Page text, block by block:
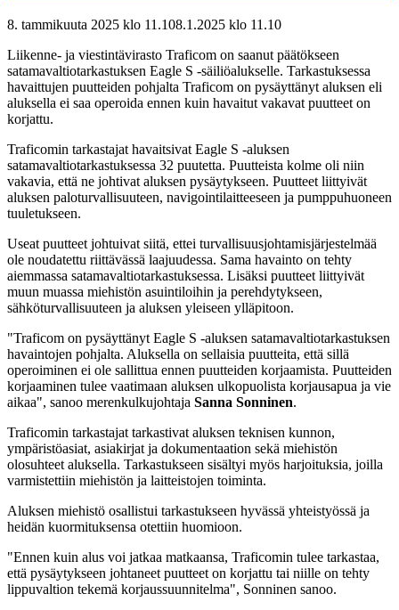
8. tammikuuta 2025 klo 11.108.1.2025 klo 11.10
Liikenne- ja viestintävirasto Traficom on saanut päätökseen
satamavaltiotarkastuksen Eagle S -säiliöalukselle. Tarkastuksessa
havaittujen puutteiden pohjalta Traficom on pysäyttänyt aluksen eli
aluksella ei saa operoida ennen kuin havaitut vakavat puutteet on
korjattu.
Traficomin tarkastajat havaitsivat Eagle S -aluksen
satamavaltiotarkastuksessa 32 puutetta. Puutteista kolme oli niin
vakavia, että ne johtivat aluksen pysäytykseen. Puutteet liittyivät
aluksen paloturvallisuuteen, navigointilaitteeseen ja pumppuhuoneen
tuuletukseen.
Useat puutteet johtuivat siitä, ettei turvallisuusjohtamisjärjestelmää
ole noudatettu riittävässä laajuudessa. Sama havainto on tehty
aiemmassa satamavaltiotarkastuksessa. Lisäksi puutteet liittyivät
muun muassa miehistön asuintiloihin ja perehdytykseen,
sähköturvallisuuteen ja aluksen yleiseen ylläpitoon.
"Traficom on pysäyttänyt Eagle S -aluksen satamavaltiotarkastuksen
havaintojen pohjalta. Aluksella on sellaisia puutteita, että sillä
operoiminen ei ole sallittua ennen puutteiden korjaamista. Puutteiden
korjaaminen tulee vaatimaan aluksen ulkopuolista korjausapua ja vie
aikaa", sanoo merenkulkujohtaja Sanna Sonninen.
Traficomin tarkastajat tarkastivat aluksen teknisen kunnon,
ympäristöasiat, asiakirjat ja dokumentaation sekä miehistön
olosuhteet aluksella. Tarkastukseen sisältyi myös harjoituksia, joilla
varmistettiin miehistön ja laitteistojen toiminta.
Aluksen miehistö osallistui tarkastukseen hyvässä yhteistyössä ja
heidän kuormituksensa otettiin huomioon.
"Ennen kuin alus voi jatkaa matkaansa, Traficomin tulee tarkastaa,
että pysäytykseen johtaneet puutteet on korjattu tai niille on tehty
lippuvaltion tekemä korjaussuunnitelma", Sonninen sanoo.